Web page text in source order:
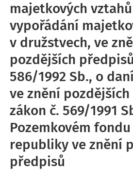
majetkových
vypořádání
v družstvech, ve
pozdějších
586/1992 Sb., o
ve znění
zákon č. 569/1991
Pozemkovém fondu
republiky ve znění
předpisů